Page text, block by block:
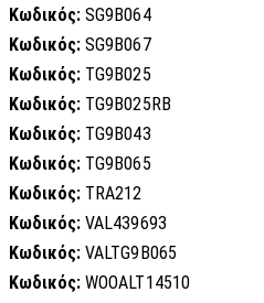
Κωδικός: SG9B064
Κωδικός: SG9B067
Κωδικός: TG9B025
Κωδικός: TG9B025RB
Κωδικός: TG9B043
Κωδικός: TG9B065
Κωδικός: TRA212
Κωδικός: VAL439693
Κωδικός: VALTG9B065
Κωδικός: WOOALT14510